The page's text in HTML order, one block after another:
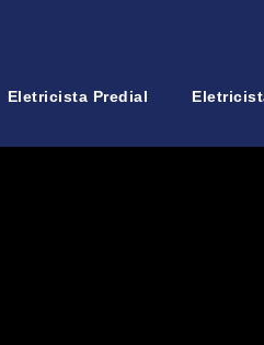
Eletricista Predial